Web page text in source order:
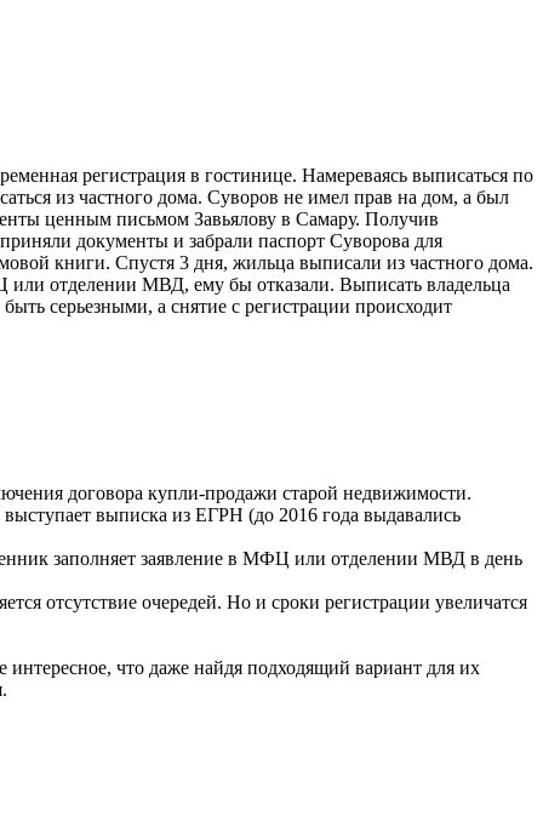
регистрация в гостинице. Намереваясь выписаться по
из частного дома. Суворов не имел прав на дом, а был
ценным письмом Завьялову в Самару. Получив
документы и забрали паспорт Суворова для
книги. Спустя 3 дня, жильца выписали из частного дома.
или отделении МВД, ему бы отказали. Выписать владельца
серьезными, а снятие с регистрации происходит
договора купли-продажи старой недвижимости.
выписка из ЕГРН (до 2016 года выдавались
заполняет заявление в МФЦ или отделении МВД в день
отсутствие очередей. Но и сроки регистрации увеличатся
что даже найдя подходящий вариант для их